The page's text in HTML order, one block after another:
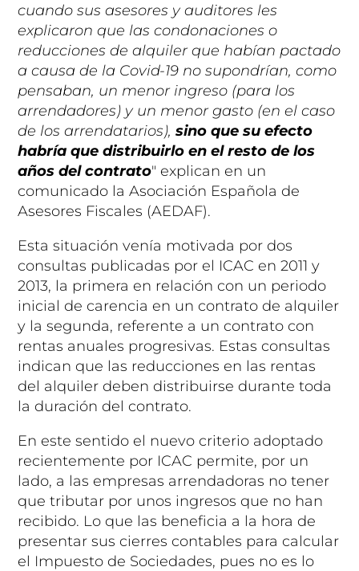
cuando sus asesores y auditores les
explicaron que las condonaciones o
reducciones de alquiler que habían pactado
a causa de la Covid-19 no supondrían, como
pensaban, un menor ingreso (para los
arrendadores) y un menor gasto (en el caso
de los arrendatarios),sino que su efecto
habría que distribuirlo en el resto de los
años del contrato" explican en un
comunicado la Asociación Española de
Asesores Fiscales (AEDAF).
Esta situación venía motivada por dos
consultas publicadas por el ICAC en 2011 y
2013, la primera en relación con un periodo
inicial de carencia en un contrato de alquiler
y la segunda, referente a un contrato con
rentas anuales progresivas. Estas consultas
indican que las reducciones en las rentas
del alquiler deben distribuirse durante toda
la duración del contrato.
En este sentido el nuevo criterio adoptado
recientemente por ICAC permite, por un
lado, a las empresas arrendadoras no tener
que tributar por unos ingresos que no han
recibido. Lo que las beneficia a la hora de
presentar sus cierres contables para calcular
el Impuesto de Sociedades, pues no es lo